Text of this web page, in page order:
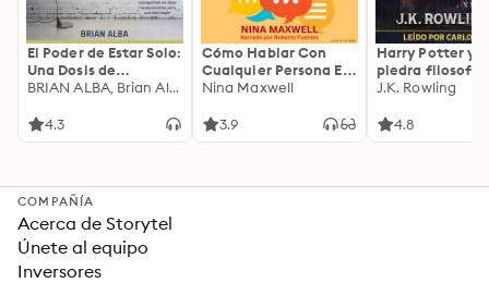
El Poder de Estar Solo:
Una Dosis de
Motivación
Ideas Revolucionarias
BRIAN ALBA, Brian Alba
4.3
Cómo Hablar Con
Cualquier Persona En
Cualquier Lugar Y En
Nina Maxwell
3.9
Harry Potter y
piedra filosofal
J.K. Rowling
4.8
COMPAÑÍA
Acerca de Storytel
Únete al equipo
Inversores